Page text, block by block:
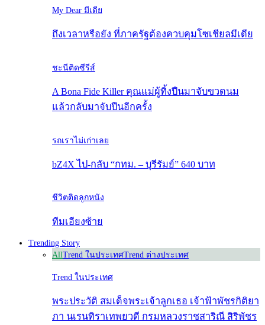
My Dear มีเดีย
ถึงเวลาหรือยัง ที่ภาครัฐต้องควบคุมโซเชียลมีเดีย
ชะนีติดซีรีส์
A Bona Fide Killer คุณแม่ผู้ทิ้งปืนมาจับขวดนม
แล้วกลับมาจับปืนอีกครั้ง
รถเราไม่เก่าเลย
bZ4X ไป-กลับ “กทม. – บุรีรัมย์” 640 บาท
ชีวิตติดลูกหนัง
ทีมเอียงซ้าย
Trending Story
AllTrend ในประเทศTrend ต่างประเทศ
Trend ในประเทศ
พระประวัติ สมเด็จพระเจ้าลูกเธอ เจ้าฟ้าพัชรกิติยา
ภา นเรนทิราเทพยวดี กรมหลวงราชสาริณี สิริพัชร